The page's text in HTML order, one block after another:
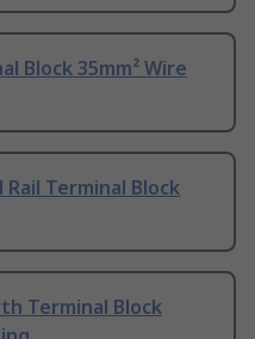
Block 35mm² Wire
Rail Terminal Block
Terminal Block